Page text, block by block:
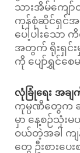
သားအိမ်ကျ
ကုန်စုံဆိုင်ရှင်အန
ပေါ့ပါးသော
အတွက် ရိုးရှင်း
ကို ပျော်ရွှင်စ
လုံခြုံရေး အခ
ကုမ္ပဏီတွေက
မှာ နေ့စဉ်သုံ
ဝယ်တဲ့အခါ ကျန်
တွေ ဦးစားပ